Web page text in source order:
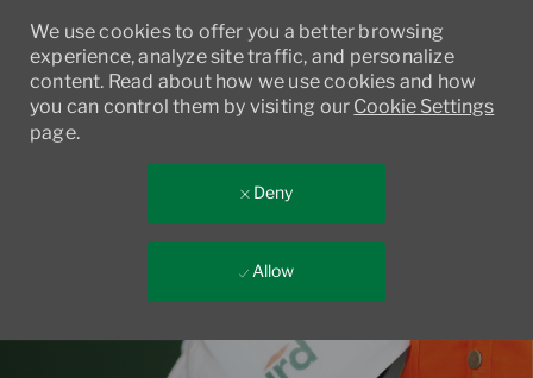
We use cookies to offer you a better browsing
experience, analyze site traffic, and personalize
content. Read about how we use cookies and how
you can control them by visiting our Cookie Settings
page.
Deny
Allow
Skip to main content